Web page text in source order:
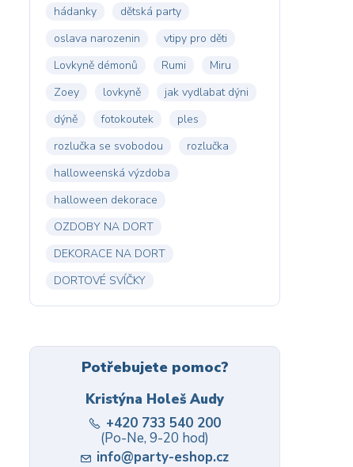
hádanky
dětská party
oslava narozenin
vtipy pro děti
Lovkyně démonů
Rumi
Miru
Zoey
lovkyně
jak vydlabat dýni
dýně
fotokoutek
ples
rozlučka se svobodou
rozlučka
halloweenská výzdoba
halloween dekorace
OZDOBY NA DORT
DEKORACE NA DORT
DORTOVÉ SVÍČKY
Potřebujete pomoc?
Kristýna Holeš Audy
+420 733 540 200
(Po-Ne, 9-20 hod)
info@party-eshop.cz